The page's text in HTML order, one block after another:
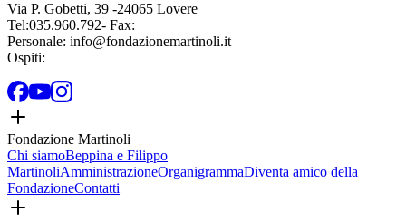
Via P. Gobetti, 39 -24065 Lovere
Tel:035.960.792- Fax:
Personale: info@fondazionemartinoli.it
Ospiti:
Fondazione Martinoli
Chi siamoBeppina e Filippo
MartinoliAmministrazioneOrganigrammaDiventa amico della
FondazioneContatti